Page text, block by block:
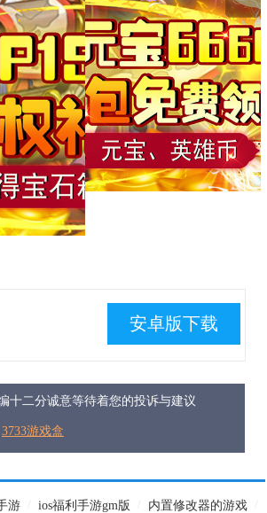
安卓版下载
十二分诚意等待着您的投诉与建议
3733游戏盒
游 ios福利手游gm版 内置修改器的游戏